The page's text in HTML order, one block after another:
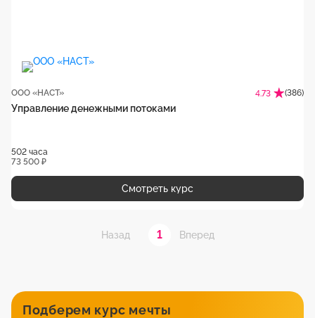
ООО «НАСТ» 4.73 (386)
Управление денежными потоками
502 часа
73 500 ₽
Смотреть курс
Назад 1 Вперед
Подберем курс мечты